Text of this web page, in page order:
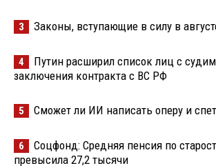
3 Законы, вступающие в силу в
4
Путин расширил список лиц с
заключения контракта с ВС РФ
5 Сможет ли ИИ написать оперу и
6
Соцфонд: Средняя пенсия по
превысила 27,2 тысячи